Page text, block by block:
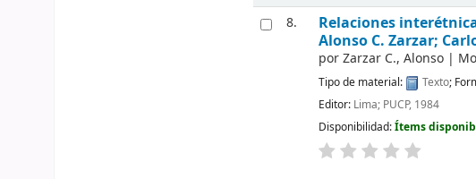
8.
Relaciones
Alonso C. Zarzar;
porZarzar C., Alonso |
Tipo de material: Texto;
Editor: Lima; PUCP, 1984
Disponibilidad:Ítems